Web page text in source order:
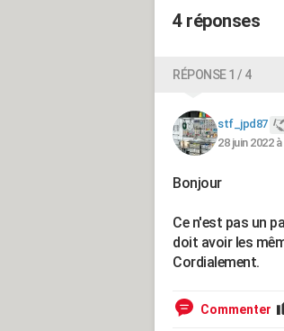
4 réponses
RÉPONSE 1 / 4
stf_jpd87
28 juin 2022 à
Bonjour
Ce n'est pas un
doit avoir les
Cordialement.
Commenter